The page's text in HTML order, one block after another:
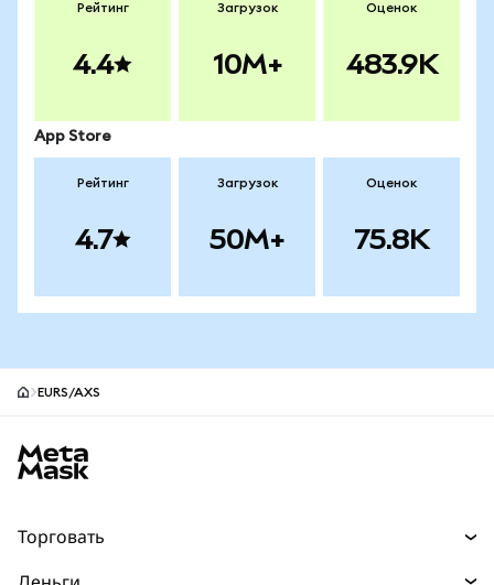
Рейтинг
4.4
Загрузок
10M+
Оценок
483.9K
App Store
Рейтинг
4.7
Загрузок
50M+
Оценок
75.8K
EURS/AXS
Торговать